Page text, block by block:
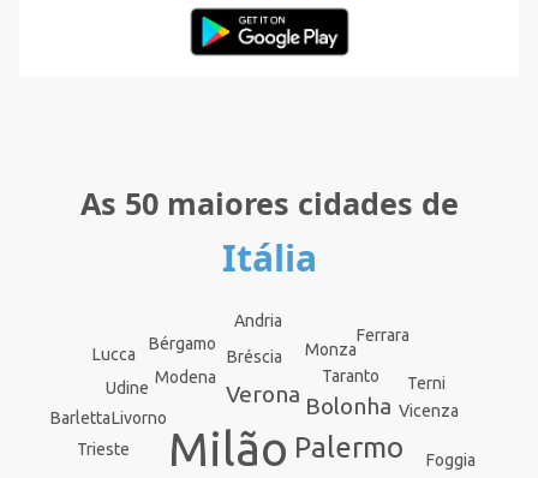
As 50 maiores cidades de
Itália
Milão Palermo
Bolonha
Verona
Trieste
Bréscia
Taranto
Modena
Livorno
Foggia
Monza
Bérgamo
Vicenza
Andria
Udine Terni
Barletta
Ferrara
Lucca